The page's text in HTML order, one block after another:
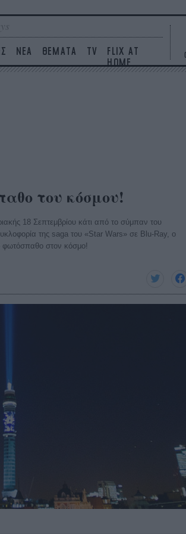
ΝΕΑ ΘΕΜΑΤΑ TV
FLIX AT
HOME
του κόσμου!
18 Σεπτεμβρίου κάτι από το σύμπαν του
της saga του «Star Wars» σε Blu-Ray, ο
φωτόσπαθο στον κόσμο!